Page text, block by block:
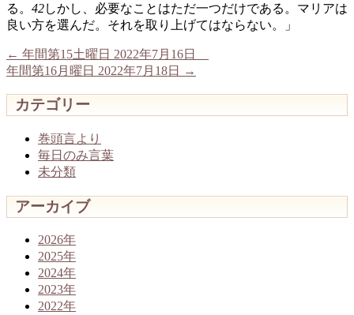
る。 42しかし、必要なことはただ一つだけである。マリアは
良い方を選んだ。それを取り上げてはならない。」
← 年間第15土曜日 2022年7月16日
年間第16月曜日 2022年7月18日
→
カテゴリー
巻頭言より
毎日のみ言葉
未分類
アーカイブ
2026年
2025年
2024年
2023年
2022年